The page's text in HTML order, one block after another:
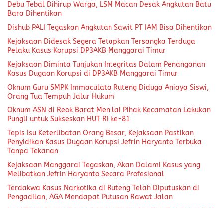
Debu Tebal Dihirup Warga, LSM Macan Desak Angkutan Batu
Bara Dihentikan
Dishub PALI Tegaskan Angkutan Sawit PT IAM Bisa Dihentikan
Kejaksaan Didesak Segera Tetapkan Tersangka Terduga
Pelaku Kasus Korupsi DP3AKB Manggarai Timur
Kejaksaan Diminta Tunjukan Integritas Dalam Penanganan
Kasus Dugaan Korupsi di DP3AKB Manggarai Timur
Oknum Guru SMPK Immaculata Ruteng Diduga Aniaya Siswi,
Orang Tua Tempuh Jalur Hukum
Oknum ASN di Reok Barat Menilai Pihak Kecamatan Lakukan
Pungli untuk Sukseskan HUT RI ke-81
Tepis Isu Keterlibatan Orang Besar, Kejaksaan Pastikan
Penyidikan Kasus Dugaan Korupsi Jefrin Haryanto Terbuka
Tanpa Tekanan
Kejaksaan Manggarai Tegaskan, Akan Dalami Kasus yang
Melibatkan Jefrin Haryanto Secara Profesional
Terdakwa Kasus Narkotika di Ruteng Telah Diputuskan di
Pengadilan, AGA Mendapat Putusan Rawat Jalan